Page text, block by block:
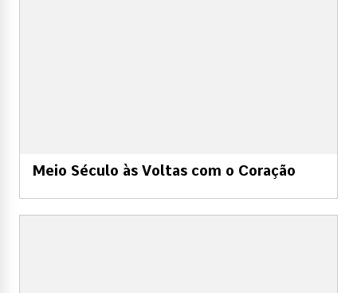
Meio Século às Voltas com o Coração